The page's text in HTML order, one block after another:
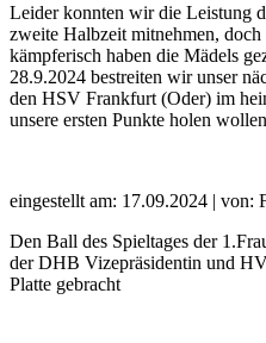
Leider konnten wir die Leistung
zweite Halbzeit mitnehmen, doch
kämpferisch haben die Mädels
28.9.2024 bestreiten wir unser
den HSV Frankfurt (Oder) im
unsere ersten Punkte holen
eingestellt am: 17.09.2024 | von:
Den Ball des Spieltages der
der DHB Vizepräsidentin und
Platte gebracht